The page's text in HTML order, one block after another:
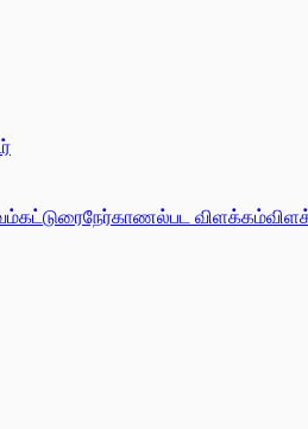
கட்டுரைநேர்காணல்பட விளக்கம்